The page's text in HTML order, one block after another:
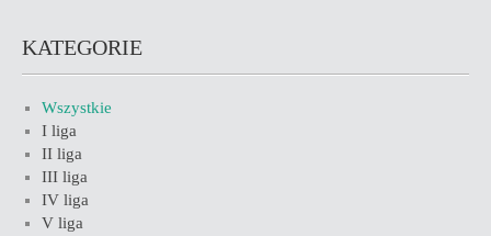
KATEGORIE
Wszystkie
I liga
II liga
III liga
IV liga
V liga